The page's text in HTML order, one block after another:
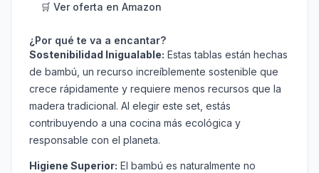
🛒 Ver oferta en Amazon
¿Por qué te va a encantar?
Sostenibilidad Inigualable: Estas tablas están hechas
de bambú, un recurso increíblemente sostenible que
crece rápidamente y requiere menos recursos que la
madera tradicional. Al elegir este set, estás
contribuyendo a una cocina más ecológica y
responsable con el planeta.
Higiene Superior: El bambú es naturalmente no